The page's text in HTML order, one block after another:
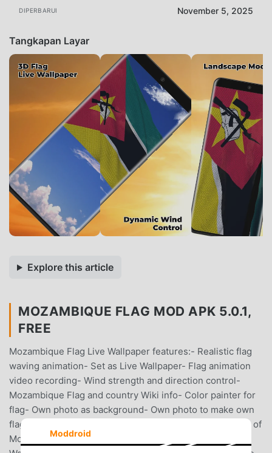
DIPERBARUI November 5, 2025
Tangkapan Layar
Explore this article
MOZAMBIQUE FLAG MOD APK 5.0.1,
FREE
Mozambique Flag Live Wallpaper features:- Realistic flag
waving animation- Set as Live Wallpaper- Flag animation
video recording- Wind strength and direction control-
Mozambique Flag and country Wiki info- Color painter for
flag- Own photo as background- Own photo to make own
flag- Overlay text optionExplore the cultural significance of
Mozambique flag with our Mozambique Flag Live
Moddroid